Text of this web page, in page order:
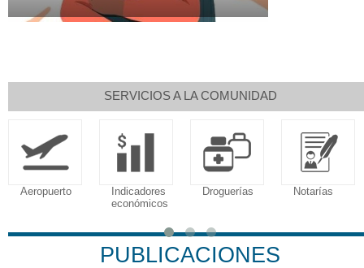
SERVICIOS A LA COMUNIDAD
Aeropuerto
Indicadores
económicos
Droguerías Notarías
PUBLICACIONES